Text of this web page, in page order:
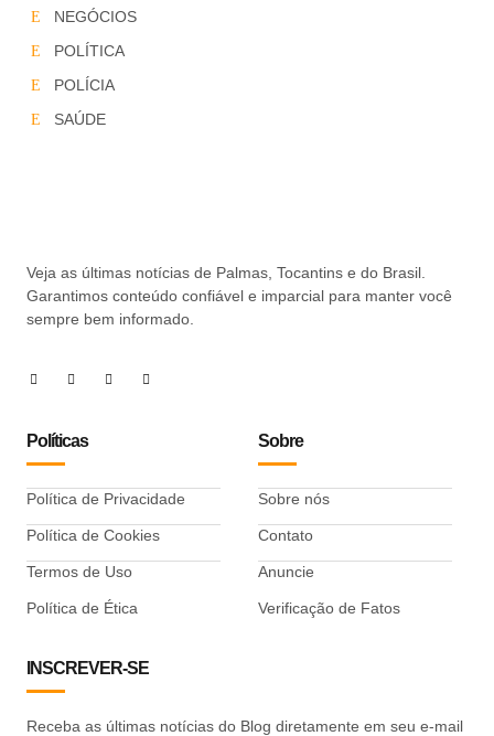
NEGÓCIOS
POLÍTICA
POLÍCIA
SAÚDE
Veja as últimas notícias de Palmas, Tocantins e do Brasil.
Garantimos conteúdo confiável e imparcial para manter você
sempre bem informado.
Políticas
Política de Privacidade
Política de Cookies
Termos de Uso
Política de Ética
Sobre
Sobre nós
Contato
Anuncie
Verificação de Fatos
INSCREVER-SE
Receba as últimas notícias do Blog diretamente em seu e-mail